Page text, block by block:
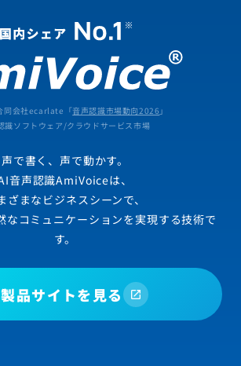
同会社ecarlate「音声認識市場動向2026 」
識ソフトウェア/クラウドサービス市場
声で書く、声で動かす。
音声認識AmiVoiceは、
ざまなビジネスシーンで、
なコミュニケーションを実現する技術で
す。
製品サイトを見る